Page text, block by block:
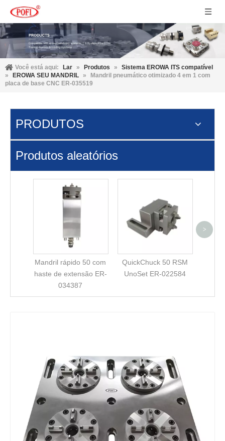
Você está aqui: Lar » Produtos »
Sistema EROWA ITS compatível
»
EROWA SEU MANDRIL »
Mandril pneumático otimizado 4 em 1 com
placa de base CNC ER-035519
PRODUTOS
Produtos aleatórios
Mandril rápido 50 com
haste de extensão ER-
034387
QuickChuck 50 RSM
UnoSet ER-022584
>